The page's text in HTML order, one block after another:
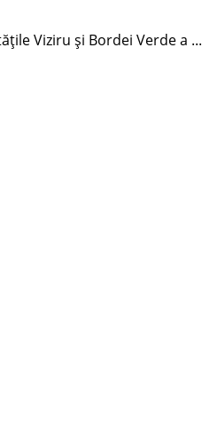
Viziru și Bordei Verde a ...